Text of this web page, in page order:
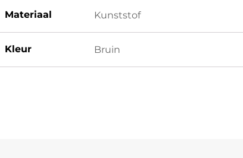
Materiaal Kunststof
Kleur Bruin